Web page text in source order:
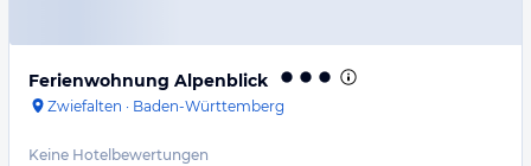
Ferienwohnung Alpenblick
Zwiefalten · Baden-Württemberg
Keine Hotelbewertungen